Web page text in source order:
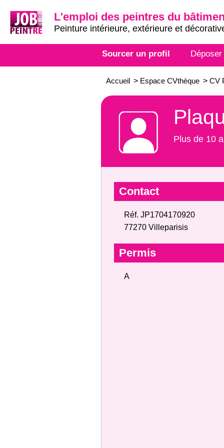
L'emploi des peintres du
Peinture intérieure, extérieure et
Sourcer un profil
Accueil > Espace CVthèque > CV
Plus de 10
Contact
Réf. JP1704170920
77270 Villeparisis
Permis
A